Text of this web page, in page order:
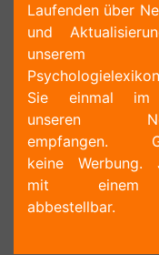
Laufenden über
und
unserem
Sie einmal im
unseren
empfangen.
keine Werbung.
mit einem
abbestellbar.